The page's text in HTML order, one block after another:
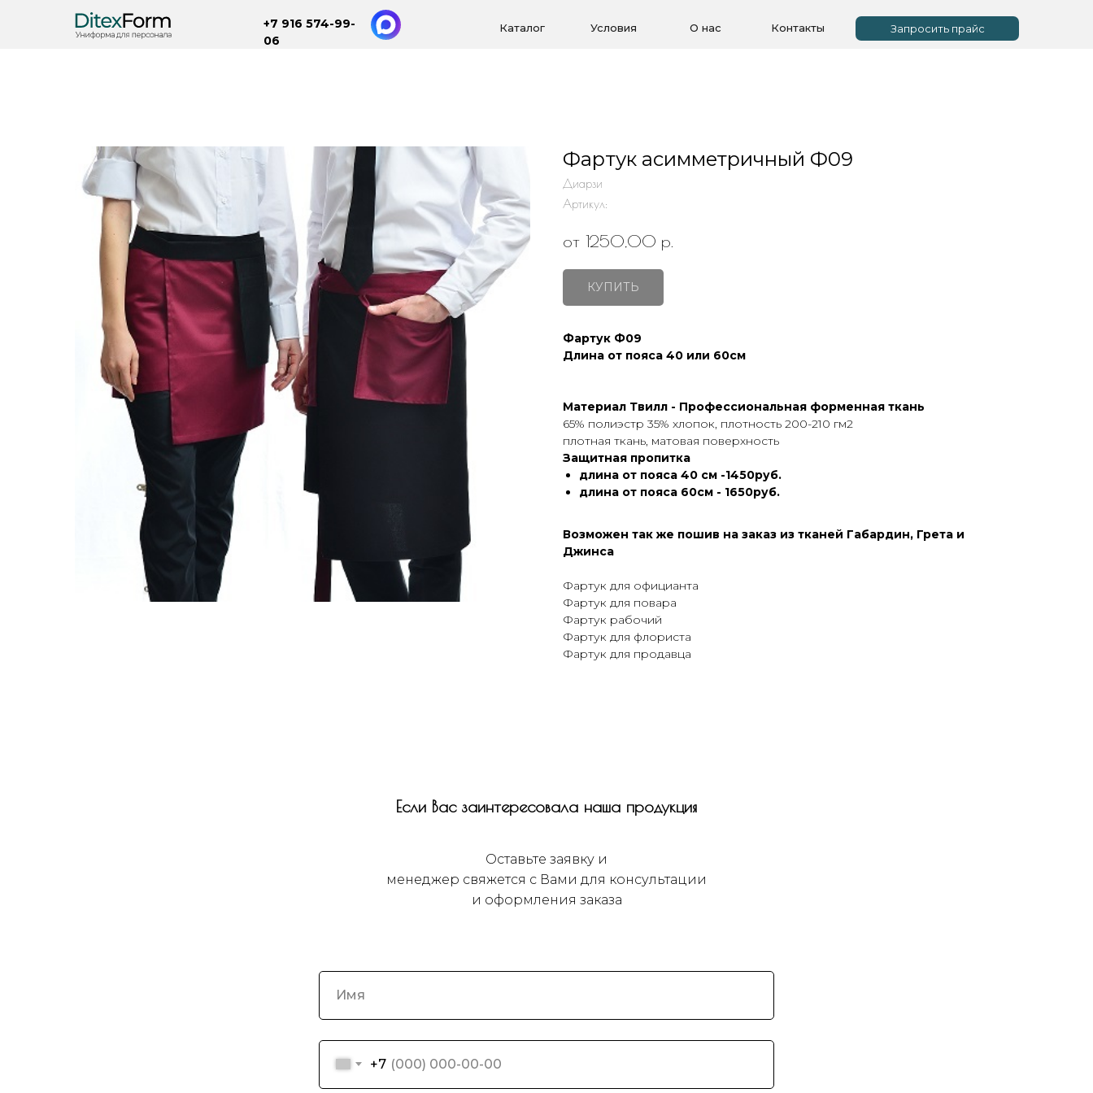
+7 916 574-99-
06
Запросить прайс
О нас Контакты
Условия
Каталог
Фартук асимметричный Ф09
Диарзи
Артикул:
от 1250,00 р.
КУПИТЬ
Фартук Ф09
Длина от пояса 40 или 60см
Материал Твилл - Профессиональная форменная ткань
65% полиэстр 35% хлопок, плотность 200-210 гм2
плотная ткань, матовая поверхность
Защитная пропитка
длина от пояса 40 см -1450руб.
длина от пояса 60см - 1650руб.
Возможен так же пошив на заказ из тканей Габардин, Грета и
Джинса
Фартук для официанта
Фартук для повара
Фартук рабочий
Фартук для флориста
Фартук для продавца
Если Вас заинтересовала наша продукция
Оставьте заявку и
менеджер свяжется с Вами для консультации
и оформления заказа
+7